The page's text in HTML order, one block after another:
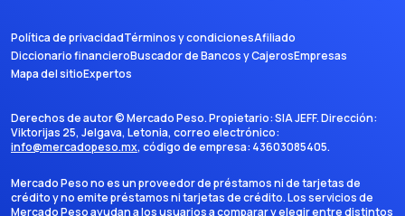
Política de privacidadTérminos y condicionesAfiliado
Diccionario financieroBuscador de Bancos y CajerosEmpresas
Mapa del sitioExpertos
Derechos de autor ©Mercado Peso. Propietario:SIA JEFF. Dirección:
Viktorijas 25, Jelgava, Letonia, correo electrónico:
info@mercadopeso.mx, código de empresa: 43603085405.
Mercado Peso no es un proveedor de préstamos ni de tarjetas de
crédito y no emite préstamos ni tarjetas de crédito. Los servicios de
Mercado Peso ayudan a los usuarios a comparar y elegir entre distintos